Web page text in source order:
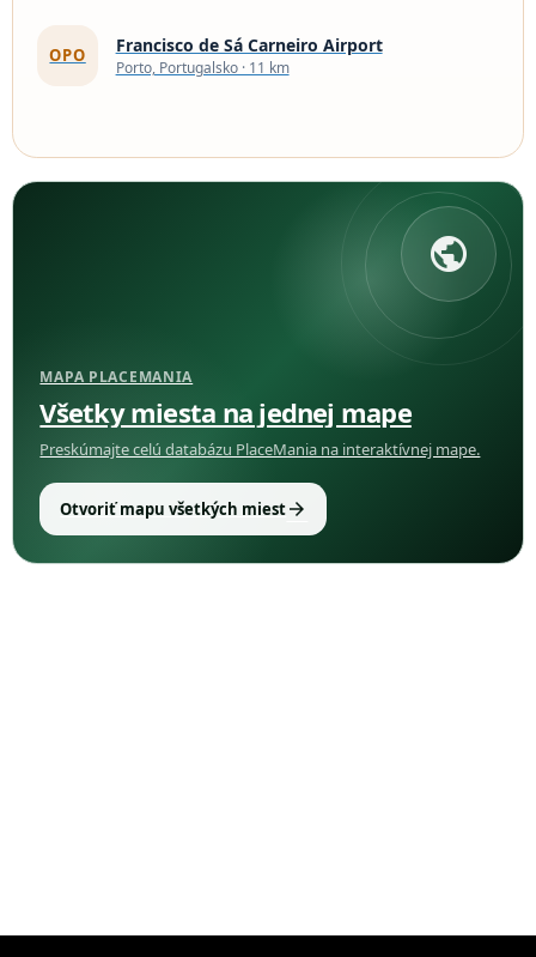
OPO Francisco de Sá Carneiro Airport
Porto, Portugalsko · 11 km
public
MAPA PLACEMANIA
Všetky miesta na jednej mape
Preskúmajte celú databázu PlaceMania na interaktívnej mape.
Otvoriť mapu všetkých miestarrow_forward